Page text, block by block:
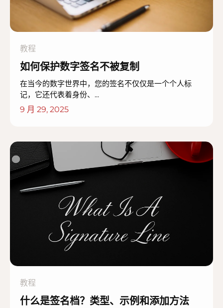
教程
如何保护数字签名不被复制
在当今的数字世界中，您的签名不仅仅是一个个人标
记，它还代表着身份、...
9 月 29, 2025
教程
什么是签名档？类型、示例和添加方法